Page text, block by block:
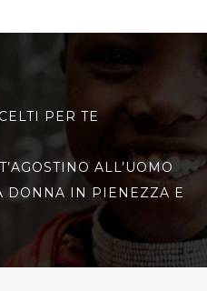
PER TE
ALL’UOMO
DONNA IN PIENEZZA E